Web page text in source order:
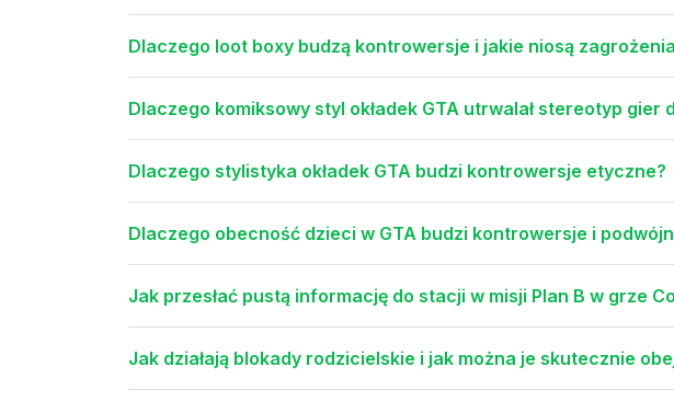
Dlaczego loot boxy budzą kontrowersje i jakie niosą
Dlaczego komiksowy styl okładek GTA utrwalał stereotyp gier
Dlaczego stylistyka okładek GTA budzi kontrowersje etyczne?
Dlaczego obecność dzieci w GTA budzi kontrowersje i
Jak przesłać pustą informację do stacji w misji Plan B w grze
Jak działają blokady rodzicielskie i jak można je skutecznie